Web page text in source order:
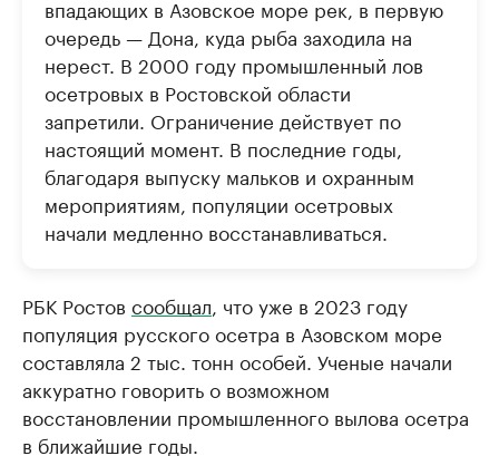
впадающих в Азовское море рек, в первую
очередь — Дона, куда рыба заходила на
нерест. В 2000 году промышленный лов
осетровых в Ростовской области
запретили. Ограничение действует по
настоящий момент. В последние годы,
благодаря выпуску мальков и охранным
мероприятиям, популяции осетровых
начали медленно восстанавливаться.
РБК Ростов сообщал , что уже в 2023 году
популяция русского осетра в Азовском море
составляла 2 тыс. тонн особей. Ученые начали
аккуратно говорить о возможном
восстановлении промышленного вылова осетра
в ближайшие годы.